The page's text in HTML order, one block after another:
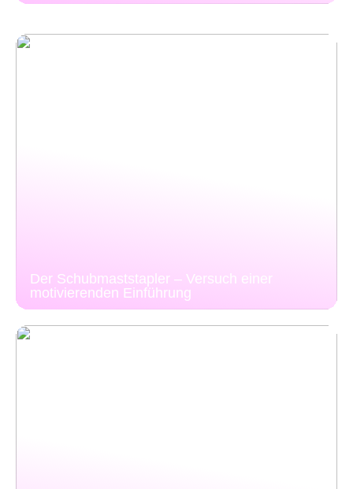
Der Schubmaststapler – Versuch einer
motivierenden Einführung